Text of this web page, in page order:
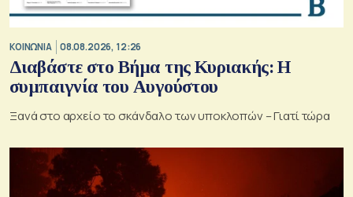
ΚΟΙΝΩΝΙΑ 08.08.2026, 12:26
Διαβάστε στο Βήμα της Κυριακής: Η
συμπαιγνία του Αυγούστου
Ξανά στο αρχείο το σκάνδαλο των υποκλοπών – Γιατί τώρα